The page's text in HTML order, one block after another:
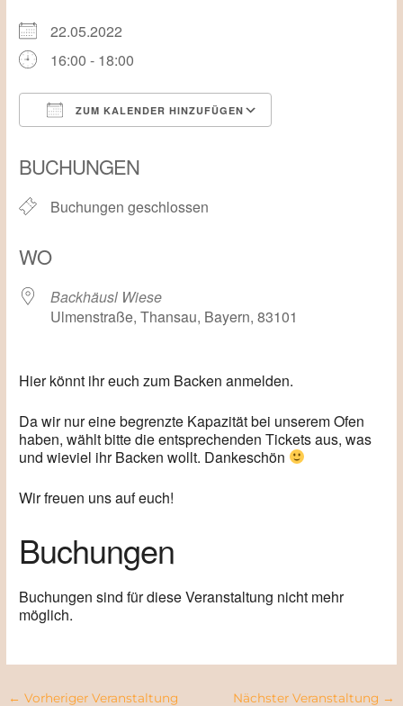
22.05.2022
16:00 - 18:00
ZUM KALENDER HINZUFÜGEN
BUCHUNGEN
Buchungen geschlossen
WO
Backhäusl Wiese
Ulmenstraße, Thansau, Bayern, 83101
Hier könnt ihr euch zum Backen anmelden.
Da wir nur eine begrenzte Kapazität bei unserem Ofen
haben, wählt bitte die entsprechenden Tickets aus, was
und wieviel ihr Backen wollt. Dankeschön
Wir freuen uns auf euch!
Buchungen
Buchungen sind für diese Veranstaltung nicht mehr
möglich.
← Vorheriger Veranstaltung Nächster Veranstaltung →